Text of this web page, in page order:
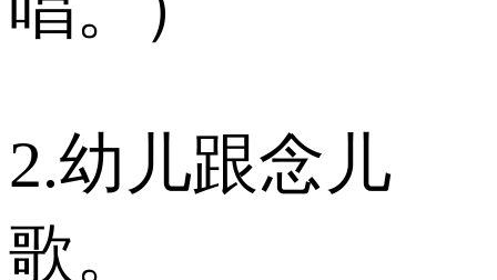
2.幼儿跟念儿
歌。